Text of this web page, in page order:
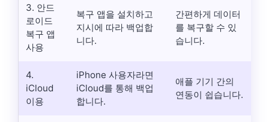
3. 안드
로이드
복구 앱
사용
복구 앱을 설치하고
지시에 따라 백업합
니다.
간편하게 데이터
를 복구할 수 있
습니다.
4.
iCloud
이용
iPhone 사용자라면
iCloud를 통해 백업
합니다.
애플 기기 간의
연동이 쉽습니다.